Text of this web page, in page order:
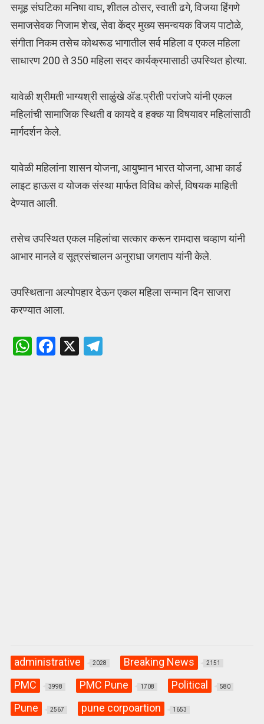
समूह संघटिका मनिषा वाघ, शीतल ठोसर, स्वाती ढगे, विजया हिंगणे
समाजसेवक निजाम शेख, सेवा केंद्र मुख्य समन्वयक विजय पाटोळे,
संगीता निकम तसेच कोथरूड भागातील सर्व महिला व एकल महिला
साधारण 200 ते 350 महिला सदर कार्यक्रमासाठी उपस्थित होत्या.
यावेळी श्रीमती भाग्यश्री साळुंखे ॲड.प्रीती परांजपे यांनी एकल
महिलांची सामाजिक स्थिती व कायदे व हक्क या विषयावर महिलांसाठी
मार्गदर्शन केले.
यावेळी महिलांना शासन योजना, आयुष्मान भारत योजना, आभा कार्ड
लाइट हाऊस व योजक संस्था मार्फत विविध कोर्स, विषयक माहिती
देण्यात आली.
तसेच उपस्थित एकल महिलांचा सत्कार करून रामदास चव्हाण यांनी
आभार मानले व सूत्रसंचालन अनुराधा जगताप यांनी केले.
उपस्थिताना अल्पोपहार देऊन एकल महिला सन्मान दिन साजरा
करण्यात आला.
W
F
X
administrative 2028 Breaking News 2151
PMC 3998 PMC Pune 1708 Political 580
Pune 2567 pune corpoartion 1653